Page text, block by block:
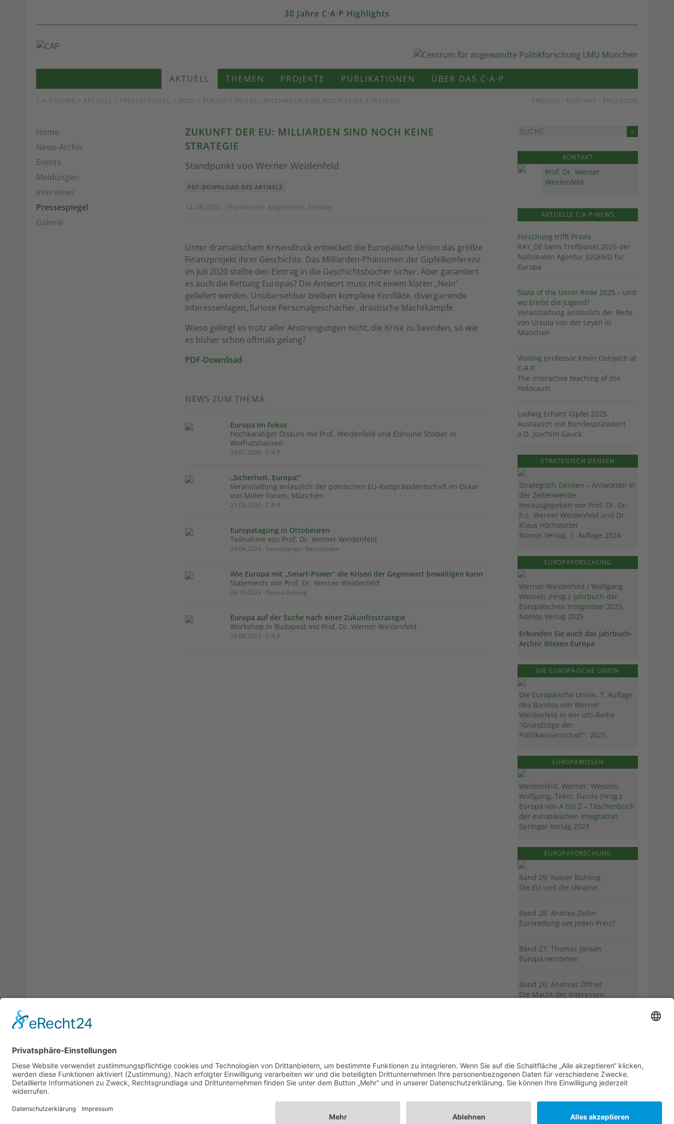
30 Jahre C·A·P Highlights
AKTUELL THEMEN PROJEKTE PUBLIKATIONEN ÜBER DAS C·A·P
C·A·P HOME > AKTUELL > PRESSESPIEGEL > 2020 > ZUKUNFT DER EU: MILLIARDEN SIND NOCH KEINE STRATEGIE ENGLISH · KONTAKT · FACEBOOK
Home
News-Archiv
Events
Meldungen
Interviews
Pressespiegel
Galerie
ZUKUNFT DER EU: MILLIARDEN SIND NOCH KEINE
STRATEGIE
Standpunkt von Werner Weidenfeld
PDF-DOWNLOAD DES ARTIKELS
14.08.2020 · Frankfurter Allgemeine Zeitung
Unter dramatischem Krisendruck entwickelt die Europäische Union das größte
Finanzprojekt ihrer Geschichte. Das Milliarden-Phänomen der Gipfelkonferenz
im Juli 2020 stellte den Eintrag in die Geschichtsbücher sicher. Aber garantiert
es auch die Rettung Europas? Die Antwort muss mit einem klaren „Nein“
geliefert werden. Unübersehbar bleiben komplexe Konflikte, divergierende
Interessenlagen, furiose Personalgeschacher, drastische Machtkämpfe.
Wieso gelingt es trotz aller Anstrengungen nicht, die Krise zu beenden, so wie
es bisher schon oftmals gelang?
PDF-Download
NEWS ZUM THEMA
Europa im Fokus
Hochkarätiger Diskurs mit Prof. Weidenfeld und Edmund Stoiber in
Wolfratshausen
29.01.2026 · C·A·P
„Sicherheit, Europa!“
Veranstaltung anlässlich der polnischen EU-Ratspräsidentschaft im Oskar
von Miller Forum, München
21.03.2025 · C·A·P
Europatagung in Ottobeuren
Teilnahme von Prof. Dr. Werner Weidenfeld
24.04.2024 · Samerberger Nachrichten
Wie Europa mit „Smart-Power“ die Krisen der Gegenwart bewältigen kann
Statements von Prof. Dr. Werner Weidenfeld
26.10.2023 · Donau Zeitung
Europa auf der Suche nach einer Zukunftsstrategie
Workshop in Budapest mit Prof. Dr. Werner Weidenfeld
15.09.2023 · C·A·P
KONTAKT
Prof. Dr. Werner
Weidenfeld
AKTUELLE C·A·P-NEWS
Forschung trifft Praxis
RAY_DE beim Treffpunkt.2025 der
Nationalen Agentur JUGEND für
Europa
State of the Union Rede 2025 – und
wo bleibt die Jugend?
Veranstaltung anlässlich der Rede
von Ursula von der Leyen in
München
Visiting professor Kevin Ostoyich at
C·A·P
The interactive teaching of the
Holocaust
Ludwig Erhard Gipfel 2025
Austausch mit Bundespräsident
a.D. Joachim Gauck
STRATEGISCH DENKEN
Strategisch Denken – Antworten in
der Zeitenwende
Herausgegeben von Prof. Dr. Dr.
h.c. Werner Weidenfeld und Dr.
Klaus Höchstetter
Nomos Verlag, 1. Auflage 2024
EUROPAFORSCHUNG
Werner Weidenfeld / Wolfgang
Wessels (Hrsg.): Jahrbuch der
Europäischen Integration 2025,
Nomos Verlag 2025
Erkunden Sie auch das Jahrbuch-
Archiv: Wissen Europa
DIE EUROPÄISCHE UNION
Die Europäische Union, 7. Auflage
des Bandes von Werner
Weidenfeld in der utb-Reihe
"Grundzüge der
Politikwissenschaft", 2025.
EUROPAWISSEN
Weidenfeld, Werner; Wessels,
Wolfgang; Tekin, Funda (Hrsg.):
Europa von A bis Z – Taschenbuch
der europäischen Integration,
Springer Verlag 2023
EUROPAFORSCHUNG
Band 29: Rainer Bühling
Die EU und die Ukraine
Band 28: Andrea Zeller
Eurorettung um jeden Preis?
Band 27: Thomas Jansen
Europa verstehen
Band 26: Andreas Öffner
Die Macht der Interessen
PDF-Flyer zur Schriftenreihe